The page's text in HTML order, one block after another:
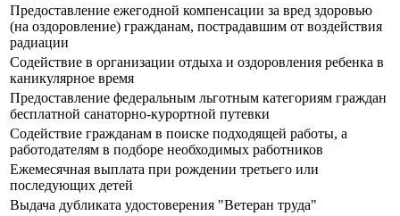
Предоставление ежегодной компенсации за вред здоровью
(на оздоровление) гражданам, пострадавшим от воздействия
радиации
Содействие в организации отдыха и оздоровления ребенка в
каникулярное время
Предоставление федеральным льготным категориям граждан
бесплатной санаторно-курортной путевки
Содействие гражданам в поиске подходящей работы, а
работодателям в подборе необходимых работников
Ежемесячная выплата при рождении третьего или
последующих детей
Выдача дубликата удостоверения "Ветеран труда"